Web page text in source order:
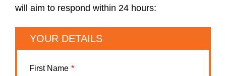
will aim to respond within 24 hours:
YOUR DETAILS
First Name